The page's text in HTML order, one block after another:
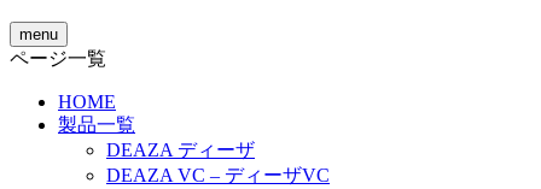
menu
ページ一覧
HOME
製品一覧
DEAZA ディーザ
DEAZA VC – ディーザVC